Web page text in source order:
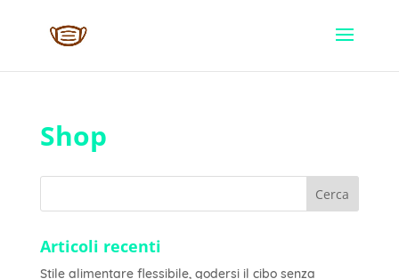
Shop
Articoli recenti
Stile alimentare flessibile, godersi il cibo senza